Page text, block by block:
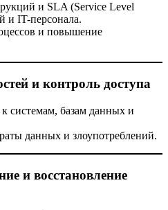
и SLA (Service Level
и IT-персонала.
и повышение
и контроль доступа
системам, базам данных и
данных и злоупотреблений.
и восстановление